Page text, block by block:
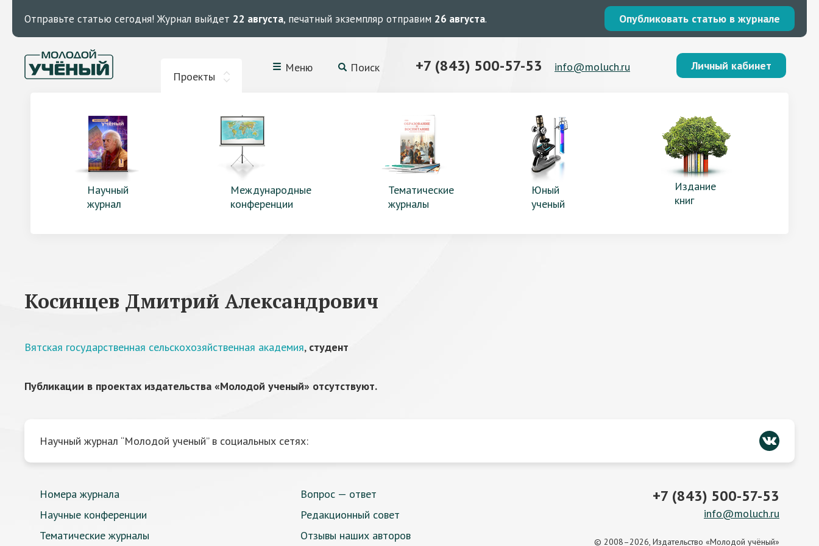
Отправьте статью сегодня! Журнал выйдет 22 августа, печатный экземпляр отправим 26 августа. Опубликовать статью в журнале
Проекты
Меню Поиск +7 (843) 500-57-53 info@moluch.ru Личный кабинет
Научный
журнал
Международные
конференции
Тематические
журналы
Юный
ученый
Издание
книг
Косинцев Дмитрий Александрович
Вятская государственная сельскохозяйственная академия, студент
Публикации в проектах издательства «Молодой ученый» отсутствуют.
Научный журнал “Молодой ученый” в социальных сетях:
Номера журнала
Научные конференции
Тематические журналы
Вопрос — ответ
Редакционный совет
Отзывы наших авторов
+7 (843) 500-57-53
info@moluch.ru
© 2008–2026, Издательство «Молодой учёный»